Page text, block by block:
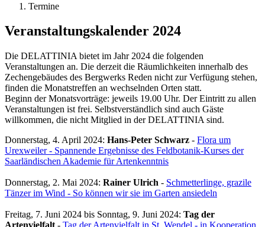
Termine
Veranstaltungskalender 2024
Die DELATTINIA bietet im Jahr 2024 die folgenden
Veranstaltungen an. Die derzeit die Räumlichkeiten innerhalb des
Zechengebäudes des Bergwerks Reden nicht zur Verfügung stehen,
finden die Monatstreffen an wechselnden Orten statt.
Beginn der Monatsvorträge: jeweils 19.00 Uhr. Der Eintritt zu allen
Veranstaltungen ist frei. Selbstverständlich sind auch Gäste
willkommen, die nicht Mitglied in der DELATTINIA sind.
Donnerstag, 4. April 2024: Hans-Peter Schwarz - Flora um
Urexweiler - Spannende Ergebnisse des Feldbotanik-Kurses der
Saarländischen Akademie für Artenkenntnis
Donnerstag, 2. Mai 2024: Rainer Ulrich - Schmetterlinge, grazile
Tänzer im Wind - So können wir sie im Garten ansiedeln
Freitag, 7. Juni 2024 bis Sonntag, 9. Juni 2024: Tag der